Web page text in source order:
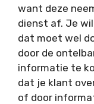
want deze
dienst af. Je
dat moet wel
door de
informatie te
dat je klant
of door